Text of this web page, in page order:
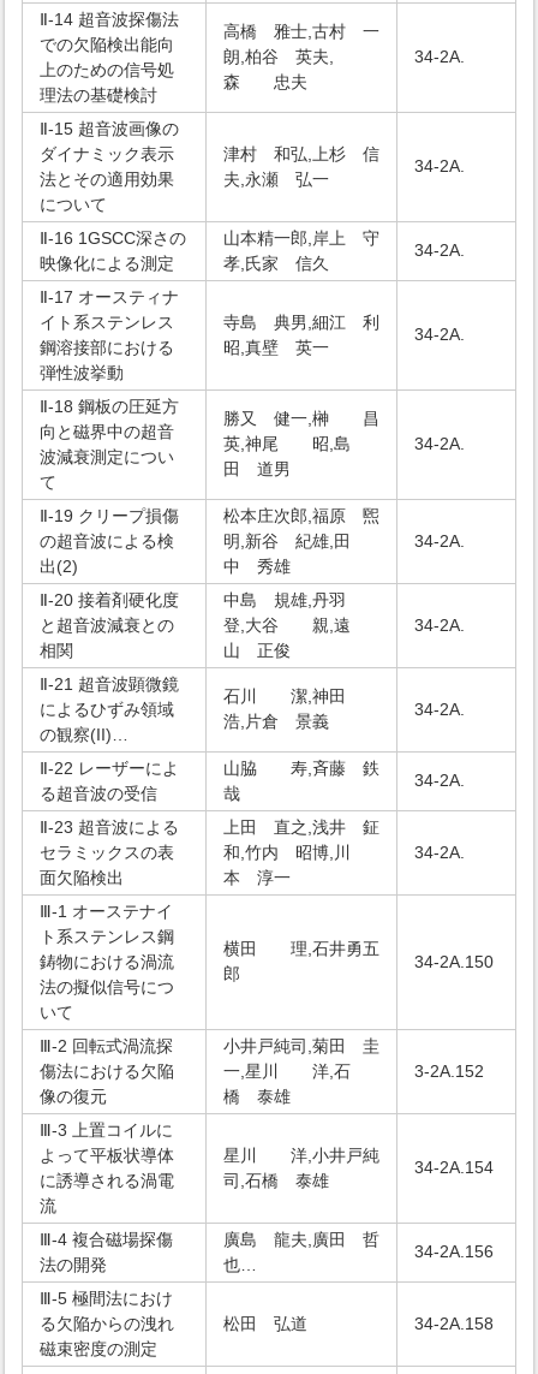
Ⅱ-14 超音波探傷法
での欠陥検出能向
上のための信号処
理法の基礎検討
高橋 雅士,古村 一
朗,柏谷 英夫,
森 忠夫
34-2A.
Ⅱ-15 超音波画像の
ダイナミック表示
法とその適用効果
について
津村 和弘,上杉 信
夫,永瀬 弘一
34-2A.
Ⅱ-16 1GSCC深さの
映像化による測定
山本精一郎,岸上 守
孝,氏家 信久
34-2A.
Ⅱ-17 オースティナ
イト系ステンレス
鋼溶接部における
弾性波挙動
寺島 典男,細江 利
昭,真壁 英一
34-2A.
Ⅱ-18 鋼板の圧延方
向と磁界中の超音
波減衰測定につい
て
勝又 健一,榊 昌
英,神尾 昭,島
田 道男
34-2A.
Ⅱ-19 クリープ損傷
の超音波による検
出(2)
松本庄次郎,福原 煕
明,新谷 紀雄,田
中 秀雄
34-2A.
Ⅱ-20 接着剤硬化度
と超音波減衰との
相関
中島 規雄,丹羽
登,大谷 親,遠
山 正俊
34-2A.
Ⅱ-21 超音波顕微鏡
によるひずみ領域
の観察(II)…
石川 潔,神田
浩,片倉 景義
34-2A.
Ⅱ-22 レーザーによ
る超音波の受信
山脇 寿,斉藤 鉄
哉
34-2A.
Ⅱ-23 超音波による
セラミックスの表
面欠陥検出
上田 直之,浅井 鉦
和,竹内 昭博,川
本 淳一
34-2A.
Ⅲ-1 オーステナイ
ト系ステンレス鋼
鋳物における渦流
法の擬似信号につ
いて
横田 理,石井勇五
郎
34-2A.150
Ⅲ-2 回転式渦流探
傷法における欠陥
像の復元
小井戸純司,菊田 圭
一,星川 洋,石
橋 泰雄
3-2A.152
Ⅲ-3 上置コイルに
よって平板状導体
に誘導される渦電
流
星川 洋,小井戸純
司,石橋 泰雄
34-2A.154
Ⅲ-4 複合磁場探傷
法の開発
廣島 龍夫,廣田 哲
也…
34-2A.156
Ⅲ-5 極間法におけ
る欠陥からの洩れ
磁束密度の測定
松田 弘道 34-2A.158